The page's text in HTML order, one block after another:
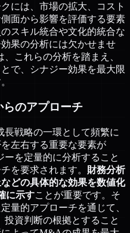
には、市場の拡大、コスト
面から影響を評価する要素
スキル統合や文化的統合な
果の分析には欠かせませ
これらの分析を踏まえ、
で、シナジー効果を最大限
のアプローチ
戦略の一環として頻繁に
左右する重要な要素が
を定量的に分析すること
を要求されます。 財務分析
どの具体的な効果を数値化
に示すことが重要です。そ
量的アプローチを通じて、
資判断の根拠とすること